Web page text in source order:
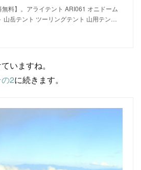
料】。アライテント ARI061 オニドーム
山岳テント ツーリングテント 山用テン…
いますね。
2に続きます。